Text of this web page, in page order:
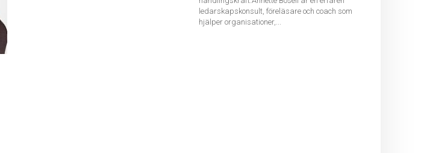
ledarskapskonsult, föreläsare och coach som
hjälper organisationer,...